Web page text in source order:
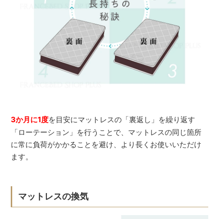
3か月に1度を目安にマットレスの「裏返し」を繰り返す
「ローテーション」を行うことで、マットレスの同じ箇所
に常に負荷がかかることを避け、より長くお使いいただけ
ます。
マットレスの換気